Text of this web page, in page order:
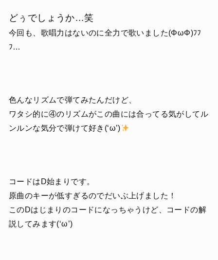
どぅでしょうか…笑
今回も、歌唱力はないのに全力で歌いました(ΦωΦ)ﾌﾌ
ﾌ…
色んなリズムで弾てみたんだけど、
ワタシ的に④のリズムがこの曲には合ってる気がしてル
ンルンな気分で弾けて好き(‘ω’)
コードはD始まりです。
原曲のキーが低すぎるのでだいぶ上げました！
このDはじまりのコードになっちゃうけど、コードの解
説してみます(‘ω’)